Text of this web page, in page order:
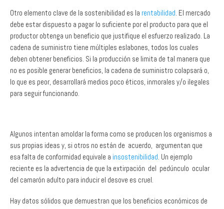
productor obtenga un beneficio que justifique el esfuerzo realizado. La
cadena de suministro tiene múltiples eslabones, todos los cuales
deben obtener beneficios. Si la producción se limita de tal manera que
no es posible generar beneficios, la cadena de suministro colapsará o,
lo que es peor, desarrollará medios poco éticos, inmorales y/o ilegales
para seguir funcionando.
esa falta de conformidad equivale ainsostenibilidad. Un ejemplo
reciente es la advertencia de que la extirpación del pedúnculo ocular
del camarón adulto para inducir el desove es cruel.
Hay datos sólidos que demuestran que los beneficios económicos de
(utilizando unas pinzas calientes para pellizcar el pedúnculo ocular)